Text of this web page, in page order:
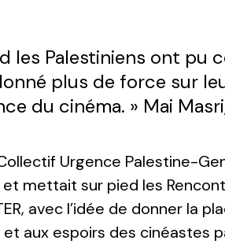
les Palestiniens ont pu
plus de force sur
du cinéma. » Mai
Urgence Palestine-
mettait sur pied les
avec l’idée de donner la
aux espoirs des cinéastes